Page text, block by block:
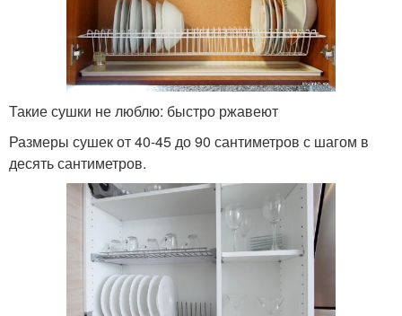
Такие сушки не люблю: быстро ржавеют
Размеры сушек от 40-45 до 90 сантиметров с шагом в
десять сантиметров.